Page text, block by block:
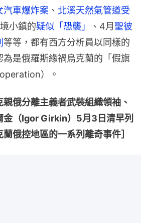
汽車爆炸案 、 北溪天然氣管道受
小鎮的疑似「恐襲」 、4月聖彼
等等，都有西方分析員以同樣的
是俄羅斯緣禍烏克蘭的「假旗
）。
親俄分離主義者武裝組織領袖、
金（Igor Girkin）5月3日清早列
俄控地區的一系列離奇事件］